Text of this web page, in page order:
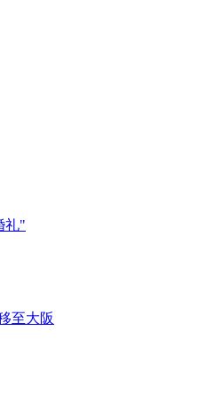
礼"
至大阪